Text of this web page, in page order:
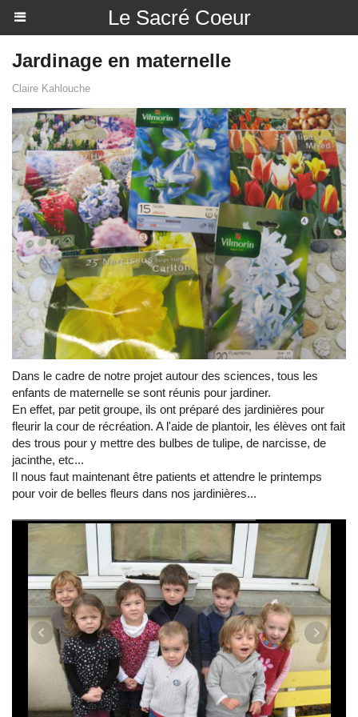
Le Sacré Coeur
Jardinage en maternelle
Claire Kahlouche
Dans le cadre de notre projet autour des sciences, tous les
enfants de maternelle se sont réunis pour jardiner.
En effet, par petit groupe, ils ont préparé des jardinières pour
fleurir la cour de récréation. A l'aide de plantoir, les élèves ont fait
des trous pour y mettre des bulbes de tulipe, de narcisse, de
jacinthe, etc...
Il nous faut maintenant être patients et attendre le printemps
pour voir de belles fleurs dans nos jardinières...